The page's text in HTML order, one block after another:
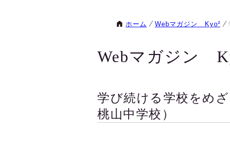
ホーム Webマガジン Kyo²
Webマガジン
学び続ける学校をめ
桃山中学校）